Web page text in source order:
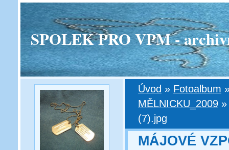
SPOLEK PRO VPM -
Úvod » Fotoalbum
MĚLNICKU_2009
(7).jpg
MÁJOVÉ